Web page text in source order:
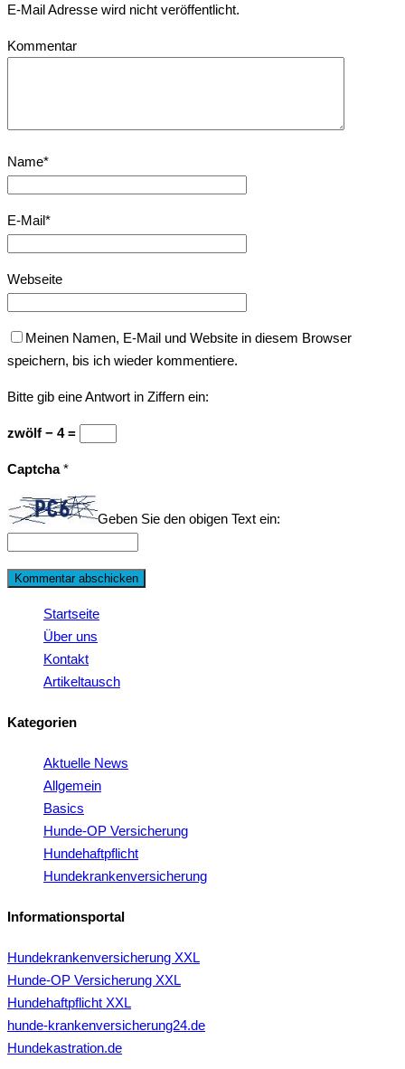
E-Mail Adresse wird nicht veröffentlicht.
Kommentar
Name*
E-Mail*
Webseite
Meinen Namen, E-Mail und Website in diesem Browser
speichern, bis ich wieder kommentiere.
Bitte gib eine Antwort in Ziffern ein:
zwölf − 4 =
Captcha*
Geben Sie den obigen Text ein:
Startseite
Über uns
Kontakt
Artikeltausch
Kategorien
Aktuelle News
Allgemein
Basics
Hunde-OP Versicherung
Hundehaftpflicht
Hundekrankenversicherung
Informationsportal
Hundekrankenversicherung XXL
Hunde-OP Versicherung XXL
Hundehaftpflicht XXL
hunde-krankenversicherung24.de
Hundekastration.de